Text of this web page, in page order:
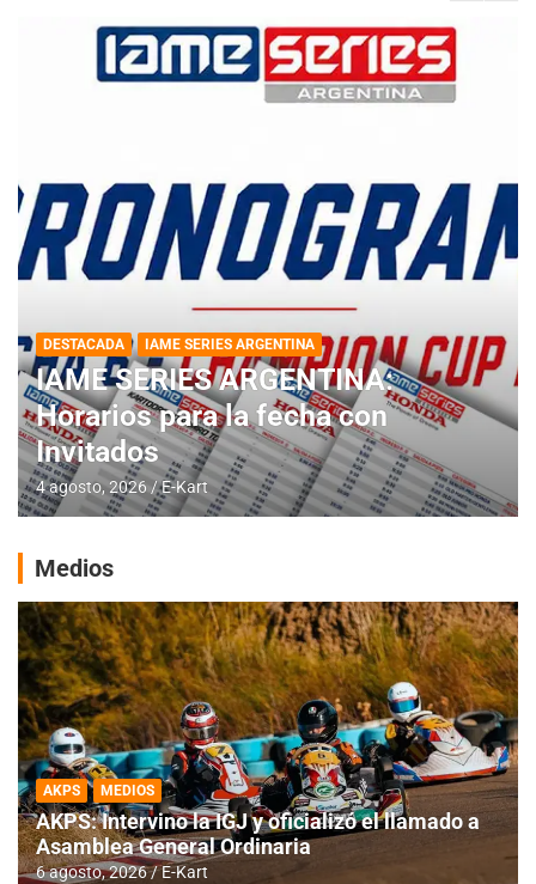
DESTACADA IAME SERIES ARGENTINA
IAME SERIES ARGENTINA:
Horarios para la fecha con
Invitados
4 agosto, 2026 E-Kart
Medios
AKPS MEDIOS
AKPS: Intervino la IGJ y oficializó el llamado a
Asamblea General Ordinaria
6 agosto, 2026 E-Kart